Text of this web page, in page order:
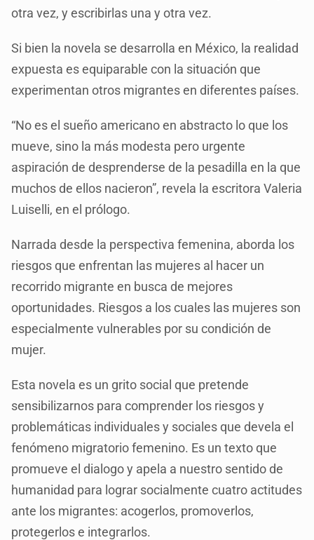
otra vez, y escribirlas una y otra vez.
Si bien la novela se desarrolla en México, la realidad
expuesta es equiparable con la situación que
experimentan otros migrantes en diferentes países.
“No es el sueño americano en abstracto lo que los
mueve, sino la más modesta pero urgente
aspiración de desprenderse de la pesadilla en la que
muchos de ellos nacieron”, revela la escritora Valeria
Luiselli, en el prólogo.
Narrada desde la perspectiva femenina, aborda los
riesgos que enfrentan las mujeres al hacer un
recorrido migrante en busca de mejores
oportunidades. Riesgos a los cuales las mujeres son
especialmente vulnerables por su condición de
mujer.
Esta novela es un grito social que pretende
sensibilizarnos para comprender los riesgos y
problemáticas individuales y sociales que devela el
fenómeno migratorio femenino. Es un texto que
promueve el dialogo y apela a nuestro sentido de
humanidad para lograr socialmente cuatro actitudes
ante los migrantes: acogerlos, promoverlos,
protegerlos e integrarlos.